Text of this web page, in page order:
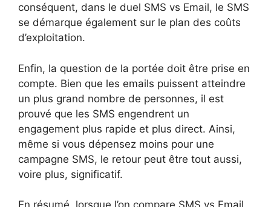
conséquent, dans le duel SMS vs Email, le SMS
se démarque également sur le plan des coûts
d’exploitation.
Enfin, la question de la portée doit être prise en
compte. Bien que les emails puissent atteindre
un plus grand nombre de personnes, il est
prouvé que les SMS engendrent un
engagement plus rapide et plus direct. Ainsi,
même si vous dépensez moins pour une
campagne SMS, le retour peut être tout aussi,
voire plus, significatif.